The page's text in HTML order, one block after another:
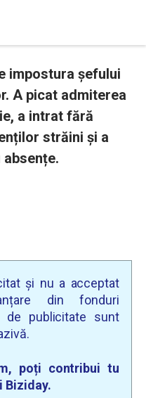
impostura șefului
A picat admiterea
a intrat fără
străini și a
și nu a acceptat
din fonduri
de publicitate sunt
poți contribui tu
Biziday.